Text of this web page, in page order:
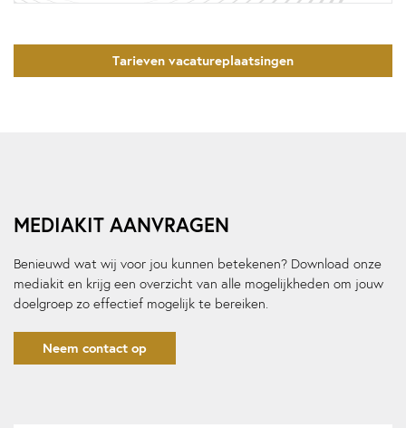
Tarieven vacatureplaatsingen
MEDIAKIT AANVRAGEN
Benieuwd wat wij voor jou kunnen betekenen? Download onze
mediakit en krijg een overzicht van alle mogelijkheden om jouw
doelgroep zo effectief mogelijk te bereiken.
Neem contact op